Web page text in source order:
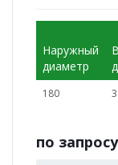
Наружный
диаметр
180
по запросу